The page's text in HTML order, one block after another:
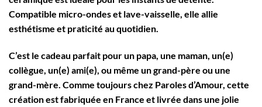
Compatible micro-ondeset lave-vaisselle, elle allie
esthétisme et praticité au quotidien.
C’est le cadeau parfait pour un papa, une maman, un(e)
collègue, un(e) ami(e), ou même un grand-père ou une
grand-mère. Comme toujours chez Paroles d’Amour, cette
création estfabriquée en France et livrée dans une jolie